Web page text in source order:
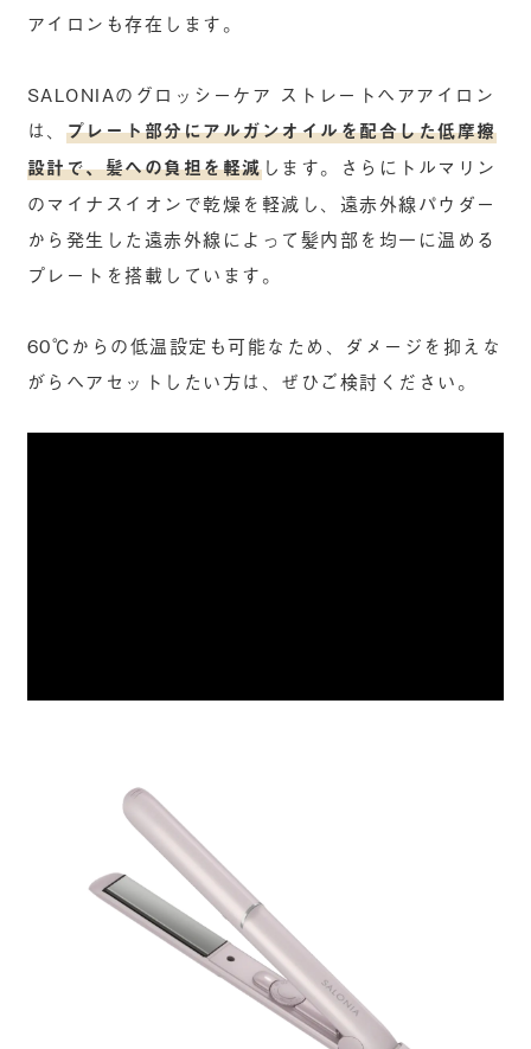
アイロンも存在します。
SALONIAのグロッシーケア ストレートヘアアイロン
は、 プレート部分にアルガンオイルを配合した低摩擦
設計で、髪への負担を軽減します。さらにトルマリン
のマイナスイオンで乾燥を軽減し、遠赤外線パウダー
から発生した遠赤外線によって髪内部を均一に温める
プレートを搭載しています。
60℃からの低温設定も可能なため、ダメージを抑えな
がらヘアセットしたい方は、ぜひご検討ください。